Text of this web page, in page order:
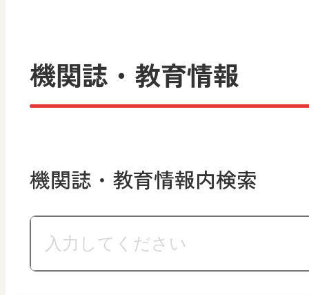
機関誌・教育情報
機関誌・教育情報内検索